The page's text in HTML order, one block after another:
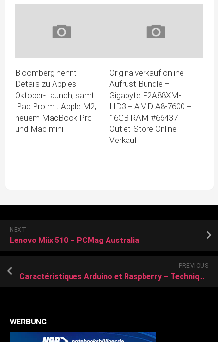
Bloomberg nennt
Details zu Apples
Oktober-Launch, samt
iPad Pro mit Apple M2,
neuem MacBook Pro
und Mac mini
Originalverkauf online
Aufrüst Bundle –
Gigabyte F2A88XM-
HD3 + AMD A8-7600 +
16GB RAM #66437
Outlet-Store Online-
Verkauf
NEXT
Lenovo Miix 510 – PCMag Australia
PREVIOUS
Caractéristiques Arduino et Raspberry – Techniques de l’Ingénieur
WERBUNG